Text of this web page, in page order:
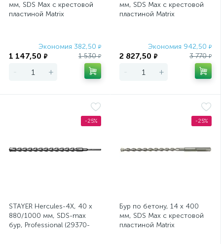
мм, SDS Max c крестовой
пластиной Matrix
Экономия 382,50 ₽
1 147,50 ₽ 1 530₽
- +
мм, SDS Max c крестовой
пластиной Matrix
Экономия 942,50 ₽
2 827,50 ₽ 3 770₽
- +
-25%
STAYER Hercules-4Х, 40 x
880/1000 мм, SDS-max
бур, Professional (29370-
-25%
Бур по бетону, 14 х 400
мм, SDS Max c крестовой
пластиной Matrix